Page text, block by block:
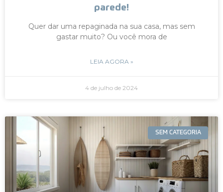
parede!
Quer dar uma repaginada na sua casa, mas sem
gastar muito? Ou você mora de
LEIA AGORA »
4 de julho de 2024
SEM CATEGORIA